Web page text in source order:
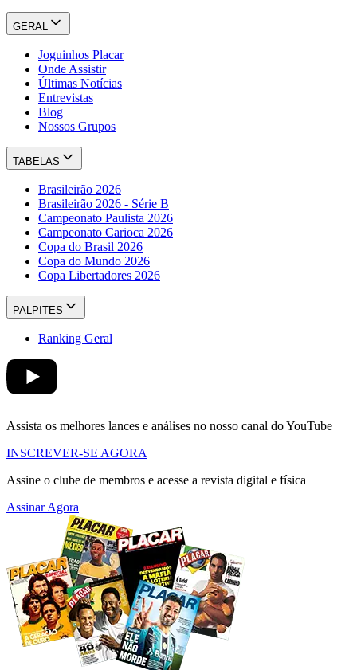
GERAL
Joguinhos Placar
Onde Assistir
Últimas Notícias
Entrevistas
Blog
Nossos Grupos
TABELAS
Brasileirão 2026
Brasileirão 2026 - Série B
Campeonato Paulista 2026
Campeonato Carioca 2026
Copa do Brasil 2026
Copa do Mundo 2026
Copa Libertadores 2026
PALPITES
Ranking Geral
Assista os melhores lances e análises no nosso canal do YouTube
INSCREVER-SE AGORA
Assine o clube de membros e acesse a revista digital e física
Assinar Agora